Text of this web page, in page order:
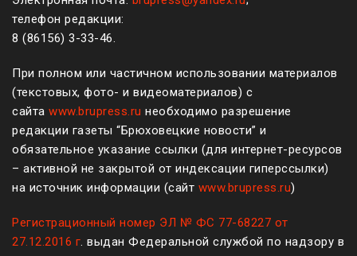
телефон редакции:
8 (861 56) 3-33-46.
При полном или частичном использовании материалов
(текстовых, фото- и видеоматериалов) с
сайта www.brupress.ru необходимо разрешение
редакции газеты “Брюховецкие новости” и
обязательное указание ссылки (для интернет-ресурсов
– активной не закрытой от индексации гиперссылки)
на источник информации (сайт www.brupress.ru)
Регистрационный номер ЭЛ № ФС 77-68227 от
27.12.2016 г. выдан Федеральной службой по надзору в